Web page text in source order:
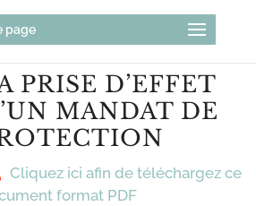
page
PRISE D’EFFET
MANDAT DE
Cliquez ici afin de téléchargez ce
format PDF